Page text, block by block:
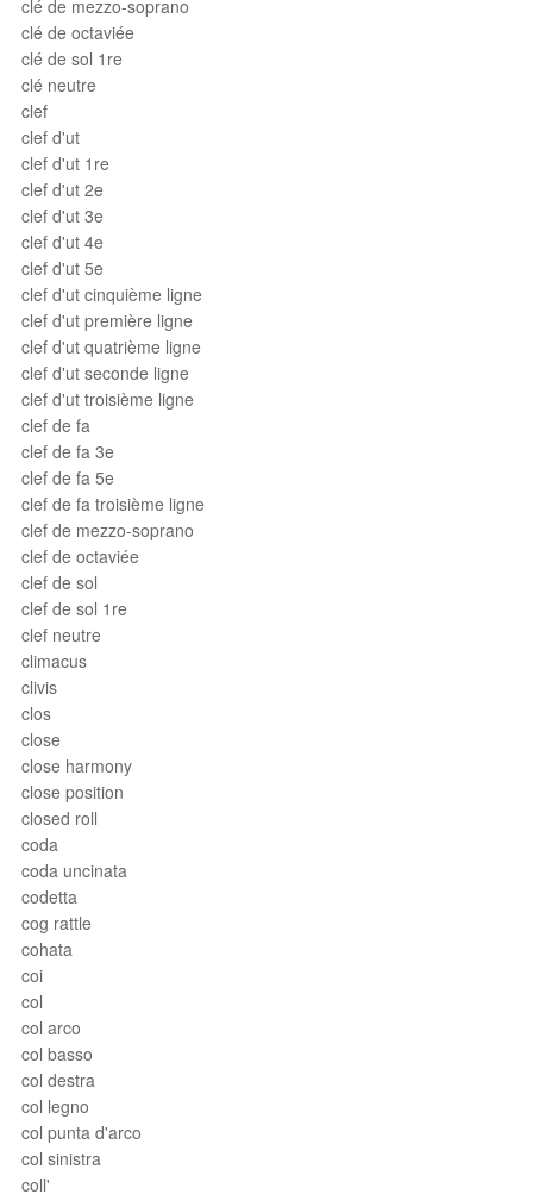
clé de mezzo-soprano
clé de octaviée
clé de sol 1re
clé neutre
clef
clef d'ut
clef d'ut 1re
clef d'ut 2e
clef d'ut 3e
clef d'ut 4e
clef d'ut 5e
clef d'ut cinquième ligne
clef d'ut première ligne
clef d'ut quatrième ligne
clef d'ut seconde ligne
clef d'ut troisième ligne
clef de fa
clef de fa 3e
clef de fa 5e
clef de fa troisième ligne
clef de mezzo-soprano
clef de octaviée
clef de sol
clef de sol 1re
clef neutre
climacus
clivis
clos
close
close harmony
close position
closed roll
coda
coda uncinata
codetta
cog rattle
cohata
coi
col
col arco
col basso
col destra
col legno
col punta d'arco
col sinistra
coll'